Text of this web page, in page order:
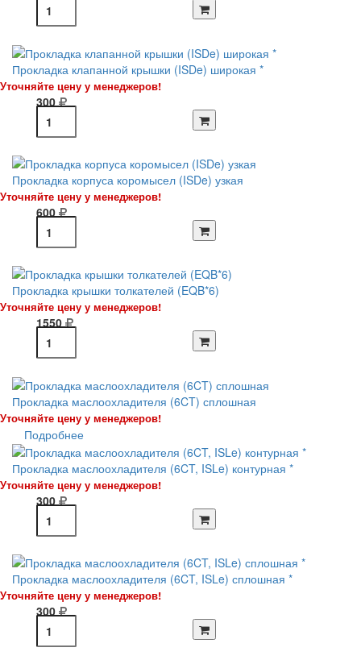
Прокладка клапанной крышки (ISDe) широкая *
Уточняйте цену у менеджеров!
300
Прокладка корпуса коромысел (ISDe) узкая
Уточняйте цену у менеджеров!
600
Прокладка крышки толкателей (EQB*6)
Уточняйте цену у менеджеров!
1550
Прокладка маслоохладителя (6CT) сплошная
Уточняйте цену у менеджеров!
Подробнее
Прокладка маслоохладителя (6CT, ISLe) контурная *
Уточняйте цену у менеджеров!
300
Прокладка маслоохладителя (6CT, ISLe) сплошная *
Уточняйте цену у менеджеров!
300